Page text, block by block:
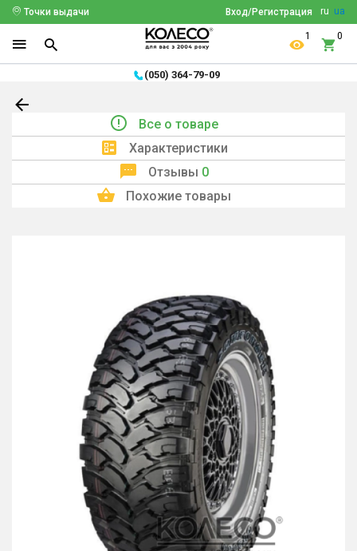
ru ua
Вход/Регистрация
Точки выдачи
1 0
(050) 364-79-09
Все о товаре
Характеристики
Отзывы 0
Похожие товары